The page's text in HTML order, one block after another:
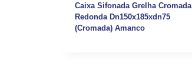
Caixa Sifonada Grelha Cromada
Redonda Dn150x185xdn75
(Cromada) Amanco